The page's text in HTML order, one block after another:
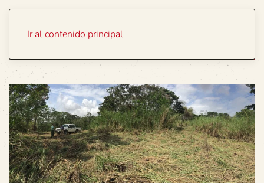
Ir al contenido principal